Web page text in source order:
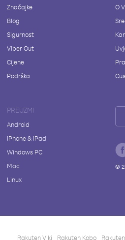
Značajke
Blog
Sigurnost
Viber Out
Cijene
Podrška
O
PREUZMI
Android
iPhone & iPad
Windows PC
Mac
Linux
©
Rakuten Viki Rakuten Kobo